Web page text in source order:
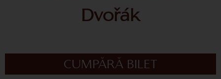
Dvořák
CUMPĂRĂ BILET